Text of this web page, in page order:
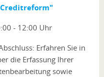
- 12:00 Uhr
Erfahren Sie in
die Erfassung Ihrer
sowie